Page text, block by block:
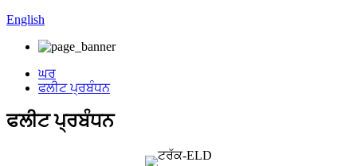
English
ਘਰ
ਫਲੀਟ ਪ੍ਰਬੰਧਨ
ਫਲੀਟ ਪ੍ਰਬੰਧਨ